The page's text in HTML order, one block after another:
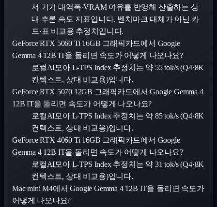
서 기기 대역폭·VRAM 여유를 반영해 산출하는 상
대 추론 속도 지표입니다. 벤치마크 대체가 아닌 카
드·표 비교용 추정치입니다.
GeForce RTX 5060 Ti 16GB 그래픽카드에서 Google
Gemma 4 12B IT을 돌리면 속도가 어떻게 나오나요?
로컬AI모아 L-TPS Index 추정치는 약 55 tok/s (Q4·8K
컨텍스트, 상대 비교용)입니다.
GeForce RTX 5070 12GB 그래픽카드에서 Google Gemma 4
12B IT을 돌리면 속도가 어떻게 나오나요?
로컬AI모아 L-TPS Index 추정치는 약 85 tok/s (Q4·8K
컨텍스트, 상대 비교용)입니다.
GeForce RTX 4060 Ti 16GB 그래픽카드에서 Google
Gemma 4 12B IT을 돌리면 속도가 어떻게 나오나요?
로컬AI모아 L-TPS Index 추정치는 약 31 tok/s (Q4·8K
컨텍스트, 상대 비교용)입니다.
Mac mini M4에서 Google Gemma 4 12B IT을 돌리면 속도가
어떻게 나오나요?